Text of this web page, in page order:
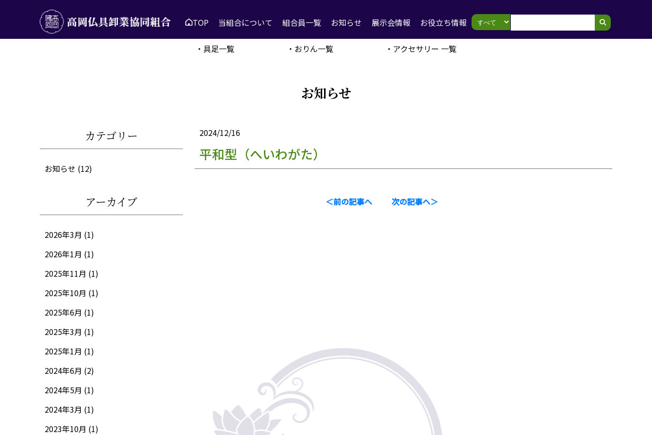
TOP 当組合について 組合員一覧 お知らせ 展示会情報 お役立ち情報
・具足一覧 ・おりん一覧 ・アクセサリー 一覧
お知らせ
カテゴリー
お知らせ (12)
アーカイブ
2026年3月 (1)
2026年1月 (1)
2025年11月 (1)
2025年10月 (1)
2025年6月 (1)
2025年3月 (1)
2025年1月 (1)
2024年6月 (2)
2024年5月 (1)
2024年3月 (1)
2023年10月 (1)
2024/12/16
平和型（へいわがた）
＜前の記事へ 次の記事へ＞